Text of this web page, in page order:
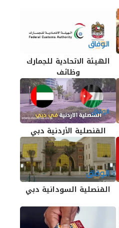
الهيئة الاتحادية للجمارك
وظائف
القنصلية الأردنية دبي
القنصلية السودانية دبي